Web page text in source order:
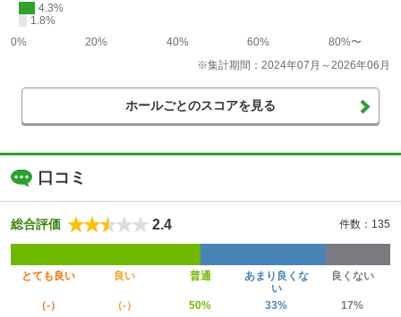
4.3%
1.8%
0%
20% 40% 60%
80%〜
※集計期間：2024年07月～2026年06月
ホールごとのスコアを見る
口コミ
総合評価 2.4 件数：135
とても良い 良い 普通
あまり良くな
い
良くない
（-） （-） 50% 33% 17%